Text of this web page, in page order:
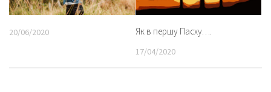
20/06/2020 Як в першу Пасху….
17/04/2020